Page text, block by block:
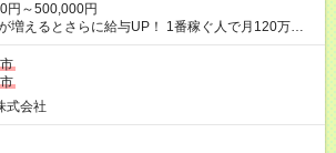
円～500,000円
増えるとさらに給与UP！ 1番稼ぐ人で月120万ほ
／週5日稼働 月
稼働 ＜モデルイメージ＞ ■月収50万
/江東区在住)※元建築関係 1日150個配達×25日勤務
式会社